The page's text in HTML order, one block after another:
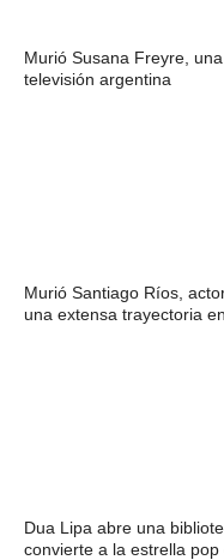
Murió Susana Freyre,
televisión argentina
Murió Santiago Ríos,
una extensa trayectoria
Dua Lipa abre una
convierte a la estrella